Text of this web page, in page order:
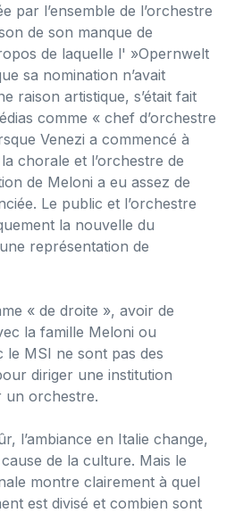
par l’ensemble de l’orchestre
de son manque de
de laquelle l' »Opernwelt
sa nomination n’avait
raison artistique, s’était fait
comme « chef d’orchestre
Venezi a commencé à
chorale et l’orchestre de
de Meloni a eu assez de
Le public et l’orchestre
la nouvelle du
représentation de
« de droite », avoir de
la famille Meloni ou
le MSI ne sont pas des
diriger une institution
un orchestre.
l’ambiance en Italie change,
de la culture. Mais le
montre clairement à quel
est divisé et combien sont